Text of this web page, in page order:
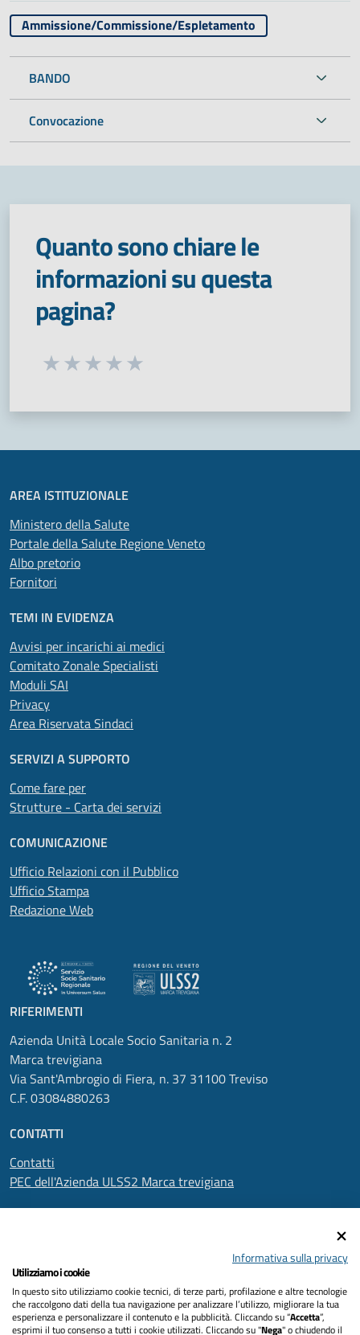
Ammissione/Commissione/Espletamento
BANDO
Convocazione
Quanto sono chiare le
informazioni su questa
pagina?
Seleziona una valutazione da 1 a 5 stelle
AREA ISTITUZIONALE
Ministero della Salute
Portale della Salute Regione Veneto
Albo pretorio
Fornitori
TEMI IN EVIDENZA
Avvisi per incarichi ai medici
Comitato Zonale Specialisti
Moduli SAI
Privacy
Area Riservata Sindaci
SERVIZI A SUPPORTO
Come fare per
Strutture - Carta dei servizi
COMUNICAZIONE
Ufficio Relazioni con il Pubblico
Ufficio Stampa
Redazione Web
RIFERIMENTI
Azienda Unità Locale Socio Sanitaria n. 2
Marca trevigiana
Via Sant'Ambrogio di Fiera, n. 37 31100 Treviso
C.F. 03084880263
CONTATTI
Contatti
PEC dell'Azienda ULSS2 Marca trevigiana
Informativa privacy
Dichiarazione di accessibilità
Informativa sulla privacy
Utilizziamo i cookie
In questo sito utilizziamo cookie tecnici, di terze parti, profilazione e altre tecnologie
che raccolgono dati della tua navigazione per analizzare l’utilizzo, migliorare la tua
esperienza e personalizzare il contenuto e la pubblicità. Cliccando su “Accetta”,
esprimi il tuo consenso a tutti i cookie utilizzati. Cliccando su "Nega" o chiudendo il